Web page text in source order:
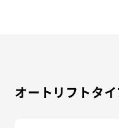
オートリフトタ